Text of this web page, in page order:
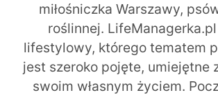
miłośniczka Warszawy,
roślinnej.
lifestylowy, którego tematem
jest szeroko pojęte, umiejętne
swoim własnym życiem.